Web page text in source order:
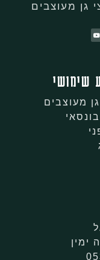
גן מעוצבים
שימושי
מעוצבים